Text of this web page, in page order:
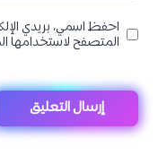
احفظ اسمي، بريدي
المتصفح لاستخدامها